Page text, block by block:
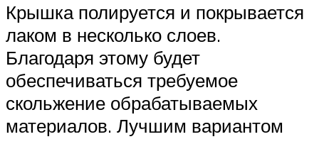
Крышка полируется и покрывается
лаком в несколько слоев.
Благодаря этому будет
обеспечиваться требуемое
скольжение обрабатываемых
материалов. Лучшим вариантом